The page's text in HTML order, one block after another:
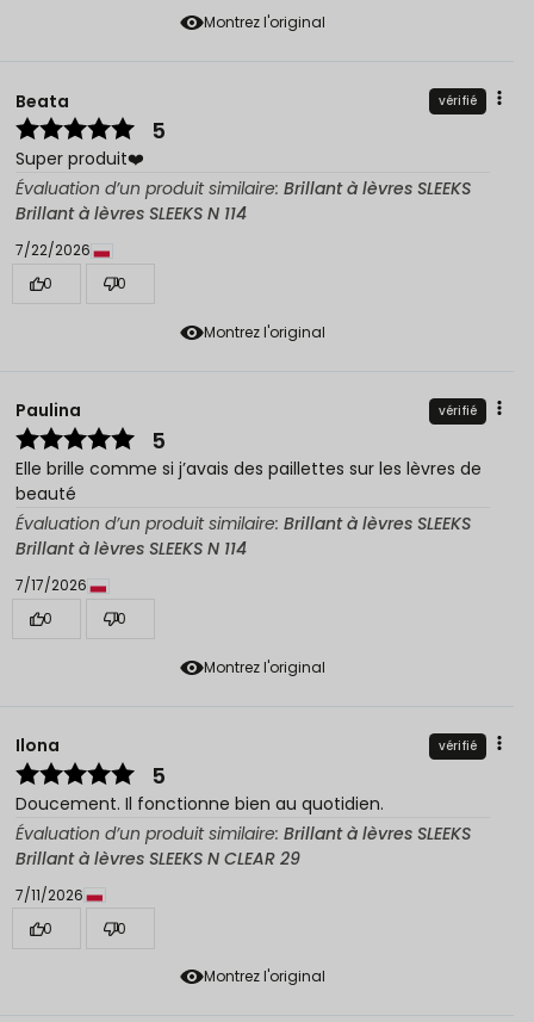
Montrez l'original
Montrez l'original
Beata vérifié
5
Super produit❤️
Évaluation d’un produit similaire: Brillant à lèvres SLEEKS
Brillant à lèvres SLEEKS N 114
7/22/2026
0
0
Montrez l'original
Paulina vérifié
5
Elle brille comme si j’avais des paillettes sur les lèvres de
beauté
Évaluation d’un produit similaire: Brillant à lèvres SLEEKS
Brillant à lèvres SLEEKS N 114
7/17/2026
0
0
Montrez l'original
Ilona vérifié
5
Doucement. Il fonctionne bien au quotidien.
Évaluation d’un produit similaire: Brillant à lèvres SLEEKS
Brillant à lèvres SLEEKS N CLEAR 29
7/11/2026
0
0